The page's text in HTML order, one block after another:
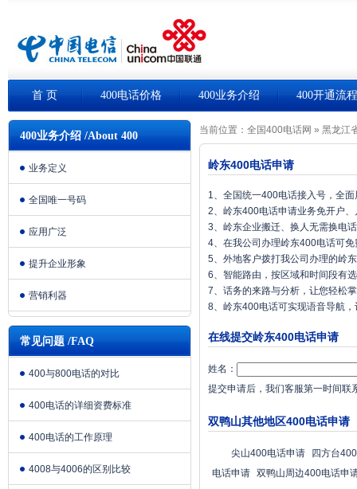
首 页 400电话价格 400业务介绍 400开通流程
400业务介绍 /About 400
业务定义
全国唯一号码
应用广泛
提升企业形象
营销利器
常见问题 /FAQ
400与800电话的对比
400电话的详细资费标准
400电话的工作原理
4008与4006的区别比较
当前位置： 全国400电话网 » 黑龙江
岭东400电话申请
1、全国统一400电话接入号，全
2、岭东400电话申请业务免开户
3、岭东企业搬迁、换人无需换电
4、在我公司办理岭东400电话可
5、外地客户拨打我公司办理的岭
6、智能路由，按区域和时间段有
7、话务的来路与分析，让您轻松
8、岭东400电话可实现语音导航
在线提交岭东400电话申请
姓名：
提交申请后，我们客服第一时间联
双鸭山其他地区400电话申请
尖山400电话申请
四方台
电话申请 双鸭山周边400电话申